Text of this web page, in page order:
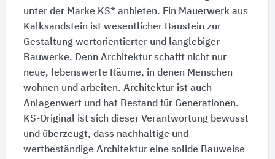
unter der Marke KS* anbieten. Ein Mauerwerk aus
Kalksandstein ist wesentlicher Baustein zur
Gestaltung wertorientierter und langlebiger
Bauwerke. Denn Architektur schafft nicht nur
neue, lebenswerte Räume, in denen Menschen
wohnen und arbeiten. Architektur ist auch
Anlagenwert und hat Bestand für Generationen.
KS-Original ist sich dieser Verantwortung bewusst
und überzeugt, dass nachhaltige und
wertbeständige Architektur eine solide Bauweise